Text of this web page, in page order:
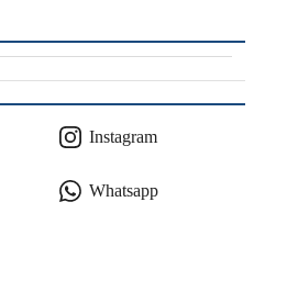
Instagram
Whatsapp